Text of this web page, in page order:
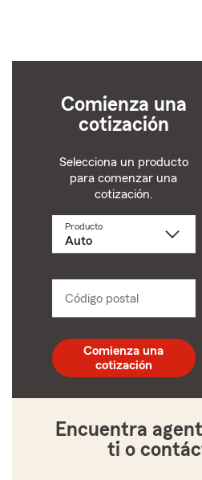
Comienza una
cotización
Selecciona un producto
para comenzar una
cotización.
ProductoSelecciona
Código postal
postal
de
5
Comienza una
cotización
Encuentra
ti o